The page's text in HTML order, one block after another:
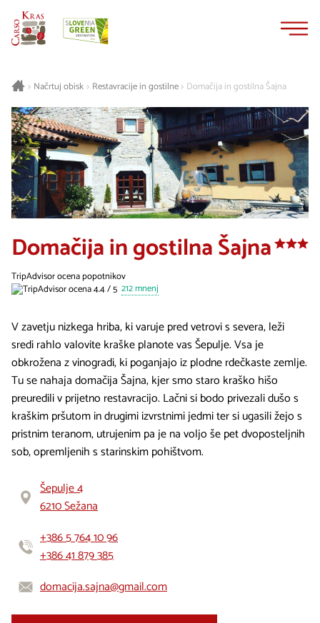
> Načrtuj obisk> Restavracije in gostilne> Domačija in gostilna Šajna
Domačija in gostilna Šajna
TripAdvisor ocena popotnikov
212 mnenj
V zavetju nizkega hriba, ki varuje pred vetrovi s severa, leži
sredi rahlo valovite kraške planote vas Šepulje. Vsa je
obkrožena z vinogradi, ki poganjajo iz plodne rdečkaste zemlje.
Tu se nahaja domačija Šajna, kjer smo staro kraško hišo
preuredili v prijetno restavracijo. Lačni si bodo privezali dušo s
kraškim pršutom in drugimi izvrstnimi jedmi ter si ugasili žejo s
pristnim teranom, utrujenim pa je na voljo še pet dvoposteljnih
sob, opremljenih s starinskim pohištvom.
Šepulje 4
6210 Sežana
+386 5 764 10 96
+386 41 879 385
domacija.sajna@gmail.com